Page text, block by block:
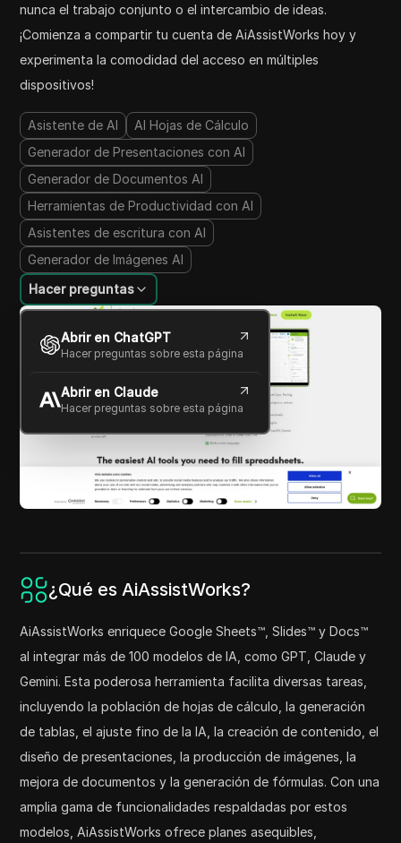
nunca el trabajo conjunto o el intercambio de ideas.
¡Comienza a compartir tu cuenta de AiAssistWorks hoy y
experimenta la comodidad del acceso en múltiples
dispositivos!
Asistente de AI
AI Hojas de Cálculo
Generador de Presentaciones con AI
Generador de Documentos AI
Herramientas de Productividad con AI
Asistentes de escritura con AI
Generador de Imágenes AI
Hacer preguntas
Abrir en ChatGPT
Hacer preguntas sobre esta página
Abrir en Claude
Hacer preguntas sobre esta página
¿Qué es AiAssistWorks?
AiAssistWorks enriquece Google Sheets™, Slides™ y Docs™
al integrar más de 100 modelos de IA, como GPT, Claude y
Gemini. Esta poderosa herramienta facilita diversas tareas,
incluyendo la población de hojas de cálculo, la generación
de tablas, el ajuste fino de la IA, la creación de contenido, el
diseño de presentaciones, la producción de imágenes, la
mejora de documentos y la generación de fórmulas. Con una
amplia gama de funcionalidades respaldadas por estos
modelos, AiAssistWorks ofrece planes asequibles,